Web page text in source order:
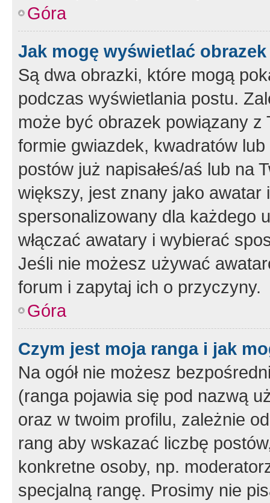
Góra
Jak mogę wyświetlać
Są dwa obrazki, które mogą
podczas wyświetlania postu.
może być obrazek powiązany z
formie gwiazdek, kwadratów
postów już napisałeś/aś lub na
większy, jest znany jako
spersonalizowany dla każdego
włączać awatary i wybierać
Jeśli nie możesz używać
forum i zapytaj ich o przyczyny.
Góra
Czym jest moja ranga i jak
Na ogół nie możesz
(ranga pojawia się pod nazwą
oraz w twoim profilu, zależnie
rang aby wskazać liczbę
konkretne osoby, np.
specjalną rangę. Prosimy nie